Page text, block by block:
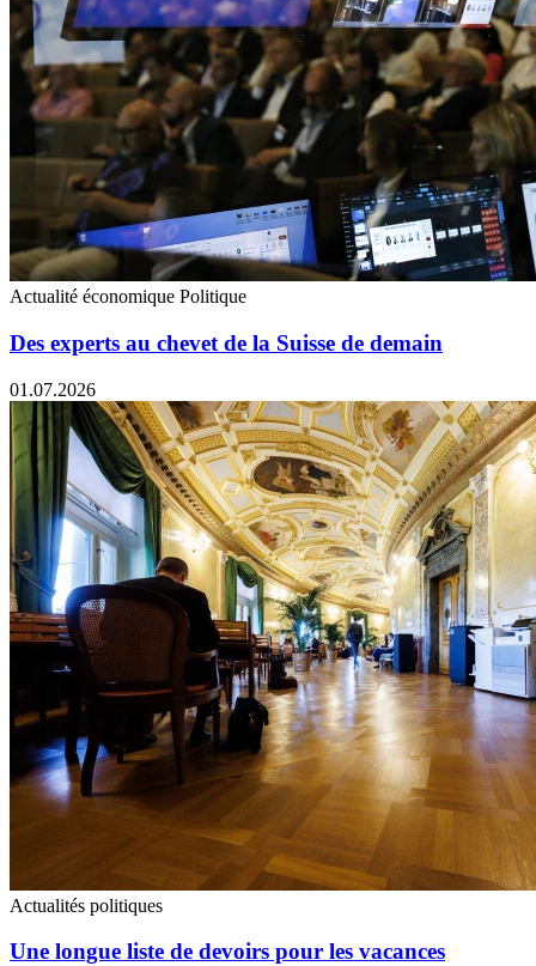
Actualité économique Politique
Des experts au chevet de la Suisse de demain
01.07.2026
Actualités politiques
Une longue liste de devoirs pour les vacances